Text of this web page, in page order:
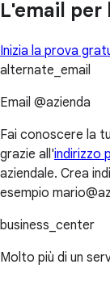
L'email per
Inizia la prova
alternate_email
Email @azienda
Fai conoscere la
grazie all'indirizzo
aziendale. Crea
esempio
business_center
Molto più di un